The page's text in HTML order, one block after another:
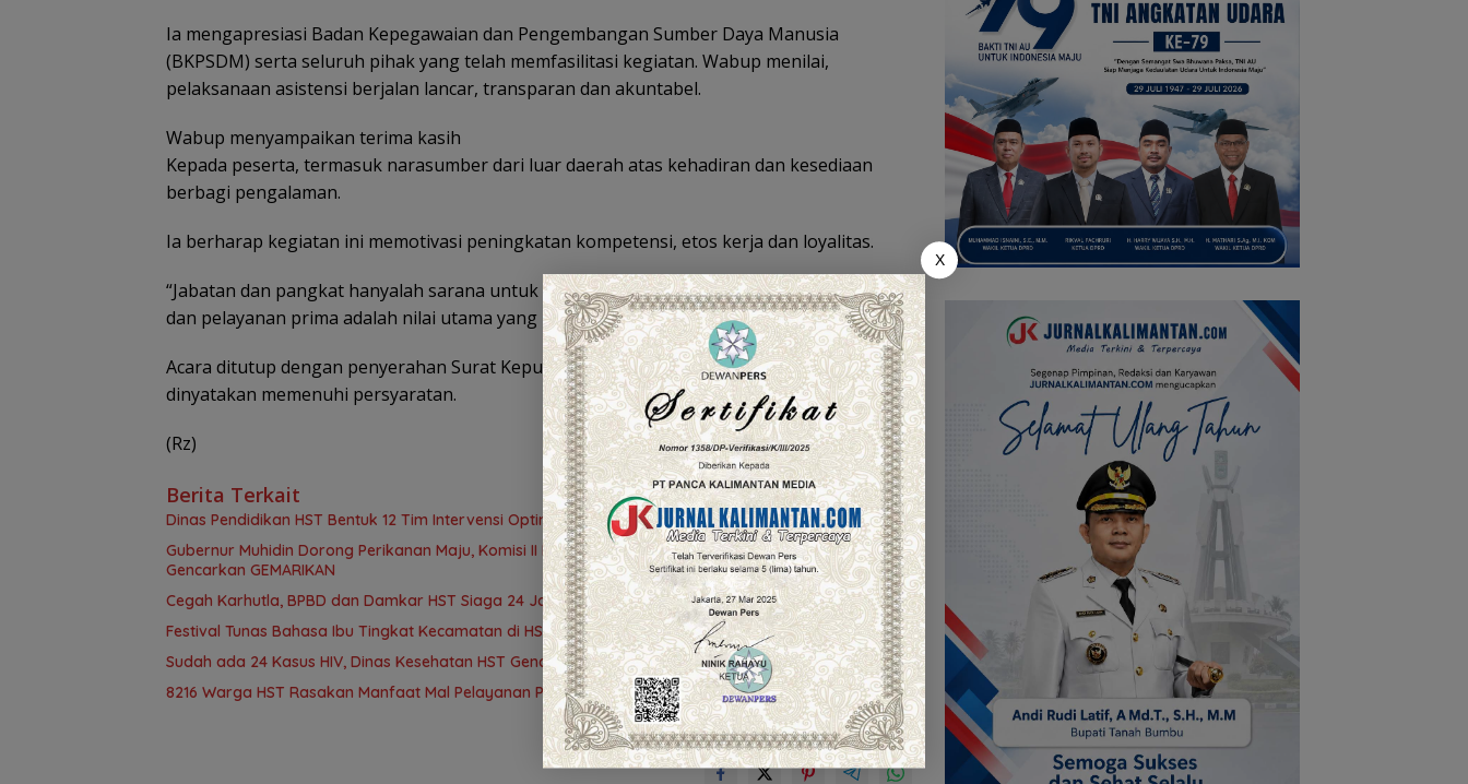
Ia mengapresiasi Badan Kepegawaian dan Pengembangan Sumber Daya Manusia
(BKPSDM) serta seluruh pihak yang telah memfasilitasi kegiatan. Wabup menilai,
pelaksanaan asistensi berjalan lancar, transparan dan akuntabel.
Wabup menyampaikan terima kasih
Kepada peserta, termasuk narasumber dari luar daerah atas kehadiran dan kesediaan
berbagi pengalaman.
Ia berharap kegiatan ini memotivasi peningkatan kompetensi, etos kerja dan loyalitas.
“Jabatan dan pangkat hanyalah sarana untuk mengabdi, bukan tujuan akhir. Integritas
dan pelayanan prima adalah nilai utama yang harus dijunjung,” tegasnya.
Acara ditutup dengan penyerahan Surat Keputusan (SK) kenaikan pangkat bagi PNS yang
dinyatakan memenuhi persyaratan.
(Rz)
Berita Terkait
Dinas Pendidikan HST Bentuk 12 Tim Intervensi Optimalisasi Inventarisasi Aset
Gubernur Muhidin Dorong Perikanan Maju, Komisi II DPRD Kalsel Tinjau Kampung Gabus Haruan dan
Gencarkan GEMARIKAN
Cegah Karhutla, BPBD dan Damkar HST Siaga 24 Jam
Festival Tunas Bahasa Ibu Tingkat Kecamatan di HST Lestarikan Bahasa Daerah
Sudah ada 24 Kasus HIV, Dinas Kesehatan HST Gencarkan Skrining Deteksi Dini
8216 Warga HST Rasakan Manfaat Mal Pelayanan Publik, Pemda Siapkan Antrean Online
X